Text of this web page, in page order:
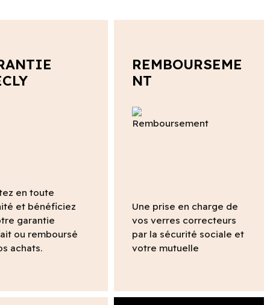
en toute
et bénéficiez
garantie
ou remboursé
achats.
REMBOURSEME
NT
Une prise en charge de
vos verres correcteurs
par la sécurité sociale et
votre mutuelle